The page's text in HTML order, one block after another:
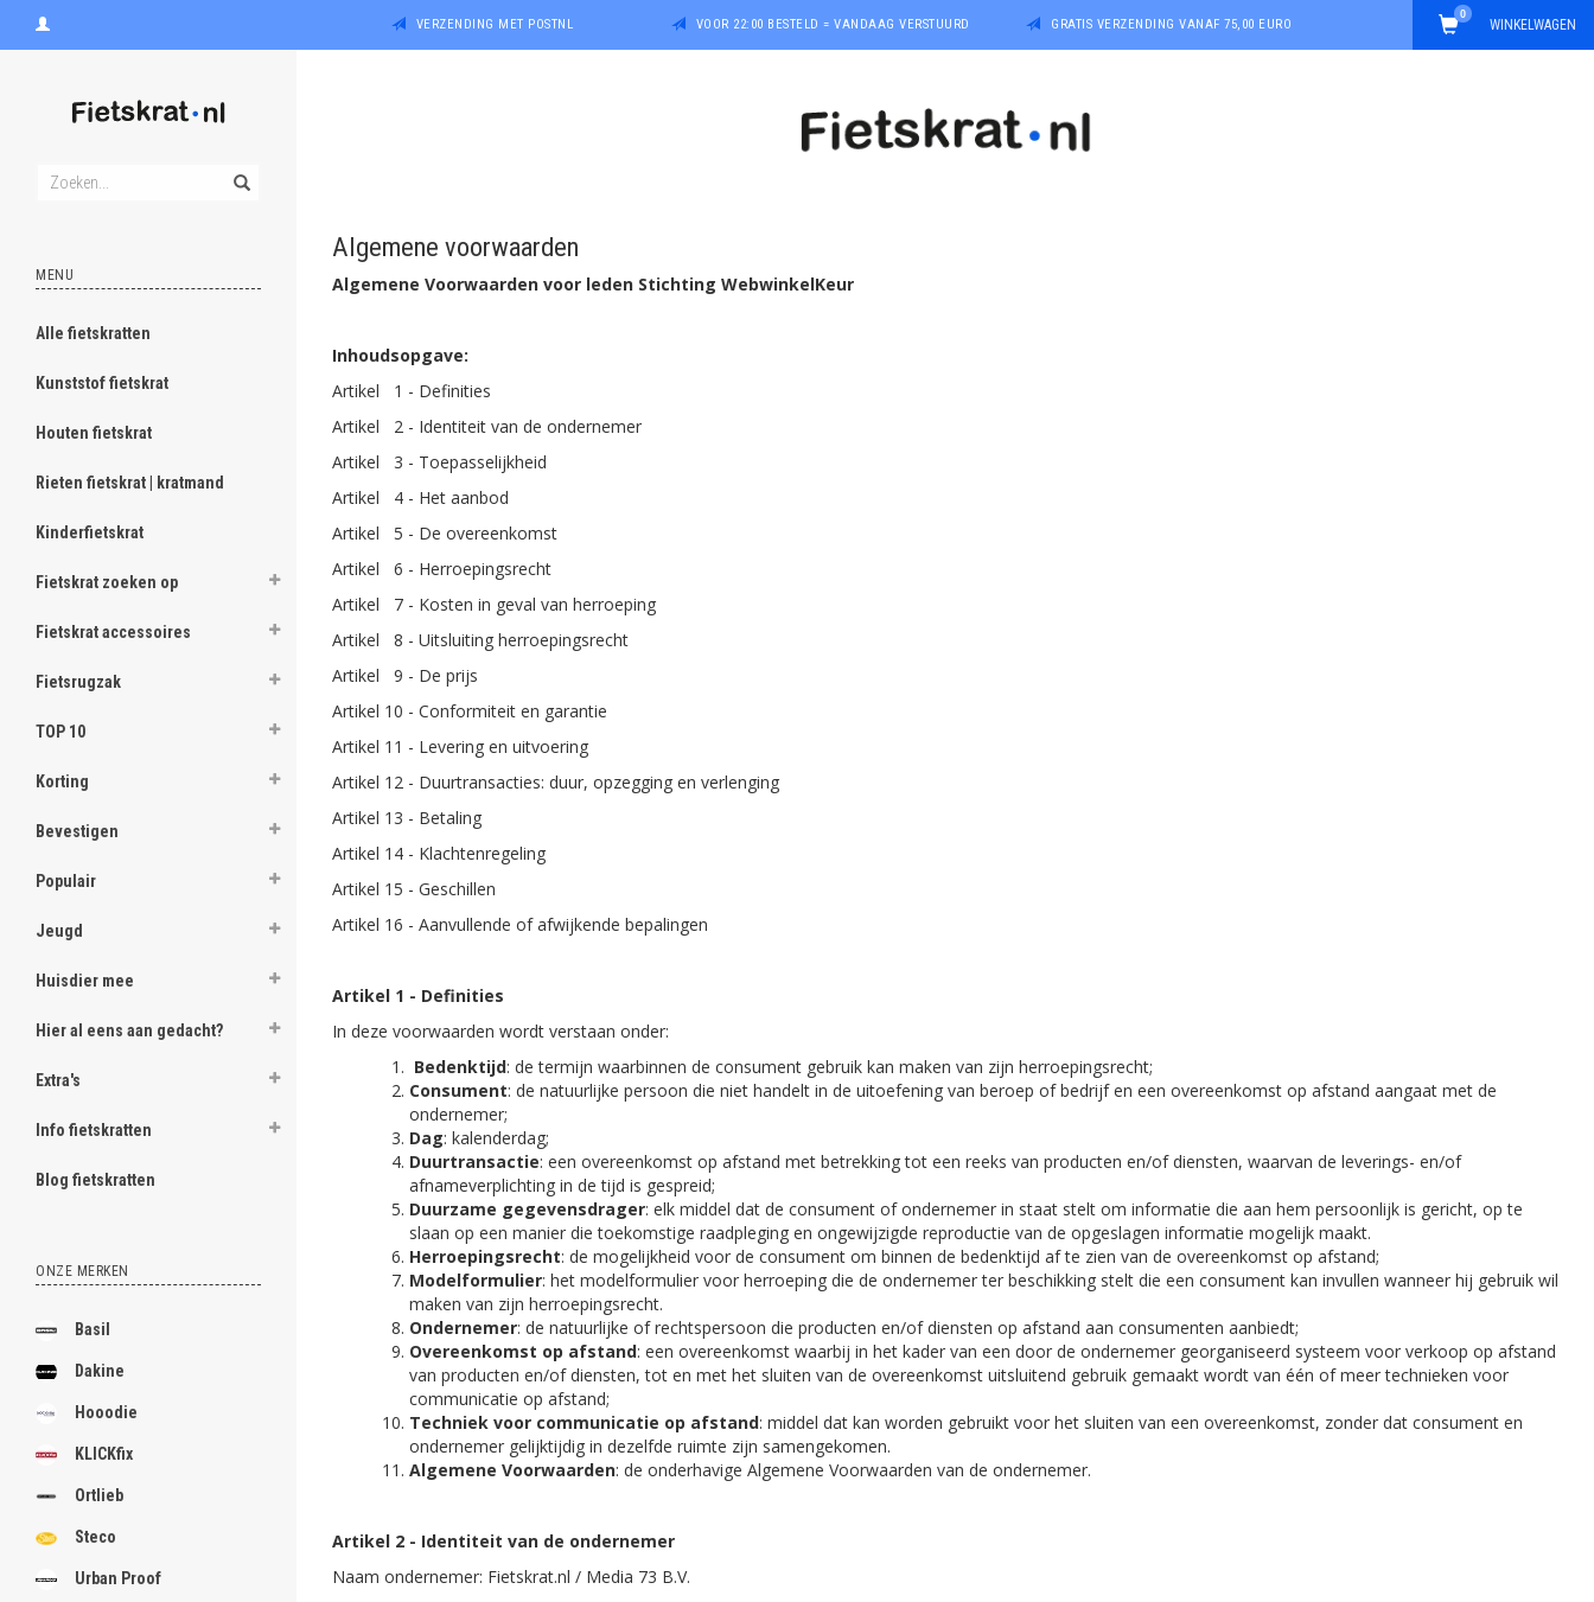
VERZENDING MET POSTNL VOOR 22:00 BESTELD = VANDAAG VERSTUURD GRATIS VERZENDING VANAF 75,00 EURO WINKELWAGEN
0
MENU
Alle fietskratten
Kunststof fietskrat
Houten fietskrat
Rieten fietskrat | kratmand
Kinderfietskrat
Fietskrat zoeken op
Fietskrat accessoires
Fietsrugzak
TOP 10
Korting
Bevestigen
Populair
Jeugd
Huisdier mee
Hier al eens aan gedacht?
Extra's
Info fietskratten
Blog fietskratten
ONZE MERKEN
Basil
Dakine
Hooodie
KLICKfix
Ortlieb
Steco
Urban Proof
Algemene voorwaarden
Algemene Voorwaarden voor leden Stichting WebwinkelKeur
Inhoudsopgave:
Artikel 1 - Definities
Artikel 2 - Identiteit van de ondernemer
Artikel 3 - Toepasselijkheid
Artikel 4 - Het aanbod
Artikel 5 - De overeenkomst
Artikel 6 - Herroepingsrecht
Artikel 7 - Kosten in geval van herroeping
Artikel 8 - Uitsluiting herroepingsrecht
Artikel 9 - De prijs
Artikel 10 - Conformiteit en garantie
Artikel 11 - Levering en uitvoering
Artikel 12 - Duurtransacties: duur, opzegging en verlenging
Artikel 13 - Betaling
Artikel 14 - Klachtenregeling
Artikel 15 - Geschillen
Artikel 16 - Aanvullende of afwijkende bepalingen
Artikel 1 - Definities
In deze voorwaarden wordt verstaan onder:
Bedenktijd: de termijn waarbinnen de consument gebruik kan maken van zijn herroepingsrecht;
Consument: de natuurlijke persoon die niet handelt in de uitoefening van beroep of bedrijf en een overeenkomst op afstand aangaat met de
ondernemer;
Dag: kalenderdag;
Duurtransactie: een overeenkomst op afstand met betrekking tot een reeks van producten en/of diensten, waarvan de leverings- en/of
afnameverplichting in de tijd is gespreid;
Duurzame gegevensdrager: elk middel dat de consument of ondernemer in staat stelt om informatie die aan hem persoonlijk is gericht, op te
slaan op een manier die toekomstige raadpleging en ongewijzigde reproductie van de opgeslagen informatie mogelijk maakt.
Herroepingsrecht: de mogelijkheid voor de consument om binnen de bedenktijd af te zien van de overeenkomst op afstand;
Modelformulier: het modelformulier voor herroeping die de ondernemer ter beschikking stelt die een consument kan invullen wanneer hij gebruik wil
maken van zijn herroepingsrecht.
Ondernemer: de natuurlijke of rechtspersoon die producten en/of diensten op afstand aan consumenten aanbiedt;
Overeenkomst op afstand: een overeenkomst waarbij in het kader van een door de ondernemer georganiseerd systeem voor verkoop op afstand
van producten en/of diensten, tot en met het sluiten van de overeenkomst uitsluitend gebruik gemaakt wordt van één of meer technieken voor
communicatie op afstand;
Techniek voor communicatie op afstand: middel dat kan worden gebruikt voor het sluiten van een overeenkomst, zonder dat consument en
ondernemer gelijktijdig in dezelfde ruimte zijn samengekomen.
Algemene Voorwaarden: de onderhavige Algemene Voorwaarden van de ondernemer.
Artikel 2 - Identiteit van de ondernemer
Naam ondernemer: Fietskrat.nl / Media 73 B.V.